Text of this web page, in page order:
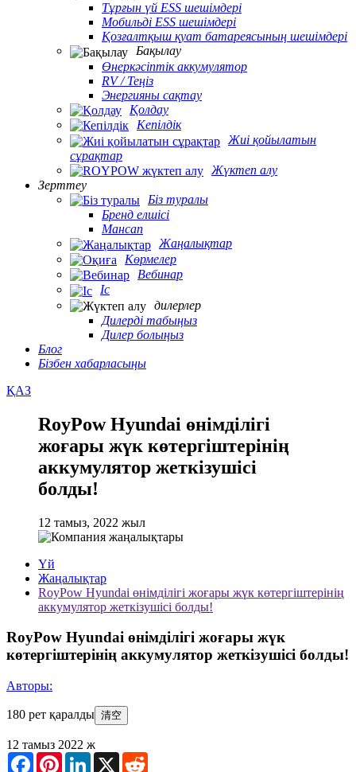
Тұрғын үй ESS шешімдері
Мобильді ESS шешімдері
Қозғалтқыш қуат батареясының шешімдері
Бақылау
Өнеркәсіптік аккумулятор
RV / Теңіз
Энергияны сақтау
Қолдау
Кепілдік
Жиі қойылатын
сұрақтар
Жүктеп алу
Зерттеу
Біз туралы
Бренд елшісі
Мансап
Жаңалықтар
Көрмелер
Вебинар
Іс
дилерлер
Дилерді табыңыз
Дилер болыңыз
Блог
Бізбен хабарласыңы
ҚАЗ
RoyPow Hyundai өнімділігі
жоғары жүк көтергіштерінің
аккумулятор жеткізушісі
болды!
12 тамыз, 2022 жыл
Үй
Жаңалықтар
RoyPow Hyundai өнімділігі жоғары жүк көтергіштерінің
аккумулятор жеткізушісі болды!
RoyPow Hyundai өнімділігі жоғары жүк
көтергіштерінің аккумулятор жеткізушісі болды!
Авторы:
180 рет қаралды 清空
12 тамыз 2022 ж
FacebookPinterestLinkedIn
X